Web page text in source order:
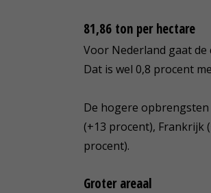
81,86 ton per hectare
Voor Nederland gaat
Dat is wel 0,8 procent
De hogere
(+13 procent), Frankrijk
procent).
Groter areaal